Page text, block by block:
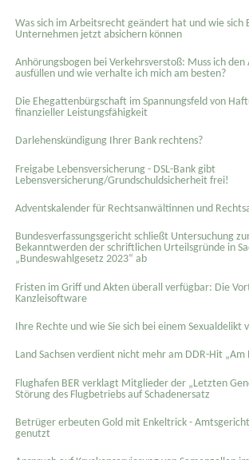
Was sich im Arbeitsrecht geändert hat und wie sich
Unternehmen jetzt absichern können
Anhörungsbogen bei Verkehrsverstoß: Muss ich den
ausfüllen und wie verhalte ich mich am besten?
Die Ehegattenbürgschaft im Spannungsfeld von
finanzieller Leistungsfähigkeit
Darlehenskündigung Ihrer Bank rechtens?
Freigabe Lebensversicherung - DSL-Bank gibt
Lebensversicherung/Grundschuldsicherheit frei!
Adventskalender für Rechtsanwältinnen und
Bundesverfassungsgericht schließt Untersuchung
Bekanntwerden der schriftlichen Urteilsgründe in
„Bundeswahlgesetz 2023“ ab
Fristen im Griff und Akten überall verfügbar: Die
Kanzleisoftware
Ihre Rechte und wie Sie sich bei einem Sexual­delikt
Land Sachsen verdient nicht mehr am DDR-Hit „Am
Flughafen BER verklagt Mitglieder der „Letzten
Störung des Flugbetriebs auf Schadenersatz
Betrüger erbeuten Gold mit Enkeltrick -
genutzt